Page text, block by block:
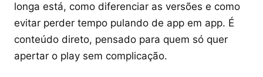
longa está, como diferenciar as versões e como
evitar perder tempo pulando de app em app. É
conteúdo direto, pensado para quem só quer
apertar o play sem complicação.